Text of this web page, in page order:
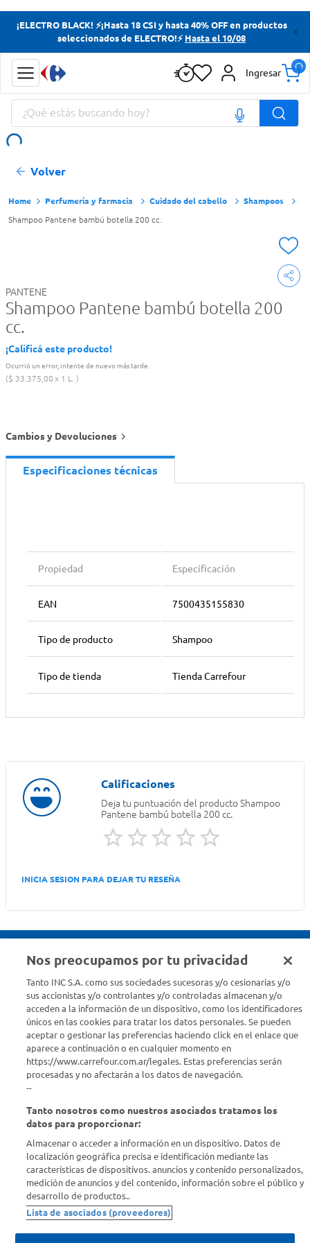
¡ELECTRO BLACK! ⚡¡Hasta 18 CSI y hasta 40% OFF en productos
seleccionados de ELECTRO!⚡ Hasta el 10/08
Ingresar
¿Qué estás buscando hoy?
Volver
Perfumería y farmacia Cuidado del cabello Shampoos
Shampoo Pantene bambú botella 200 cc.
PANTENE
Shampoo Pantene bambú botella 200
cc.
¡Calificá este producto!
Ocurrió un error, intente de nuevo más tarde.
$ 33.375,00 1 L.
Cambios y Devoluciones
Especificaciones técnicas
Propiedad Especificación
EAN 7500435155830
Tipo de producto Shampoo
Tipo de tienda Tienda Carrefour
Deja tu puntuación del producto Shampoo
Pantene bambú botella 200 cc.
INICIA SESION PARA DEJAR TU RESEÑA
Estamos para ayudarte
¿Tenés una consulta? Comunicate con nosotros acá
Descubrí Carrefour
Conocenos
Info útil
Comprá Online
Nos preocupamos por tu privacidad
Tanto INC S.A. como sus sociedades sucesoras y/o cesionarias y/o
sus accionistas y/o controlantes y/o controladas almacenan y/o
acceden a la información de un dispositivo, como los identificadores
únicos en las cookies para tratar los datos personales. Se pueden
aceptar o gestionar las preferencias haciendo click en el enlace que
aparece a continuación o en cualquier momento en
https://www.carrefour.com.ar/legales. Estas preferencias serán
procesadas y no afectarán a los datos de navegación.
--
Tanto nosotros como nuestros asociados tratamos los
datos para proporcionar:
Almacenar o acceder a información en un dispositivo. Datos de
localización geográfica precisa e identificación mediante las
características de dispositivos. anuncios y contenido personalizados,
medición de anuncios y del contenido, información sobre el público y
desarrollo de productos..
Lista de asociados (proveedores)
Términos más buscados
Yerba
Cerveza
Papas Fritas
Términos más buscados
Cerveza
Papas Fritas
Doves